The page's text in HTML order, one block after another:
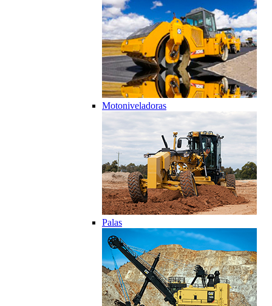
Motoniveladoras
Palas